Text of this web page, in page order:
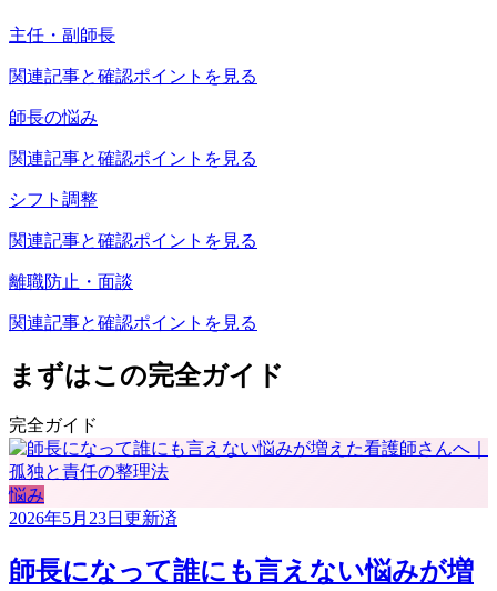
主任・副師長
関連記事と確認ポイントを見る
師長の悩み
関連記事と確認ポイントを見る
シフト調整
関連記事と確認ポイントを見る
離職防止・面談
関連記事と確認ポイントを見る
まずはこの完全ガイド
完全ガイド
悩み
2026年5月23日 更新済
師長になって誰にも言えない悩みが増